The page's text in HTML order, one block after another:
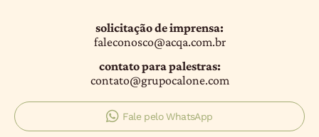
solicitação de imprensa:
faleconosco@acqa.com.br
contato para palestras:
contato@grupocalone.com
Fale pelo WhatsApp